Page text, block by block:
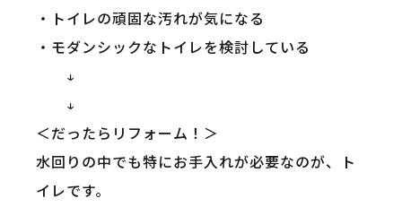
・トイレの頑固な汚れが気になる
・モダンシックなトイレを検討している
↓
↓
＜だったらリフォーム！＞
水回りの中でも特にお手入れが必要なのが、ト
イレです。